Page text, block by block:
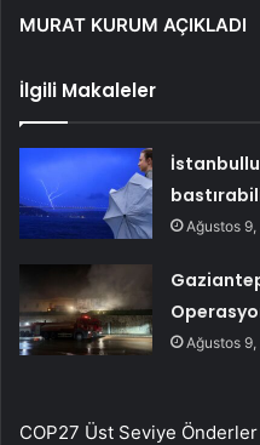
MURAT KURUM AÇIKLADI
İlgili Makaleler
Ağustos
Ağustos
COP27 Üst Seviye